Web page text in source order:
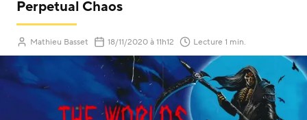
Perpetual Chaos
Mathieu Basset 18/11/2020(Mis à jour le)
à 11h12 Lecture 1 min.